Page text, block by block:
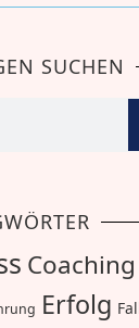
SUCHEN
Coaching
Erfolg